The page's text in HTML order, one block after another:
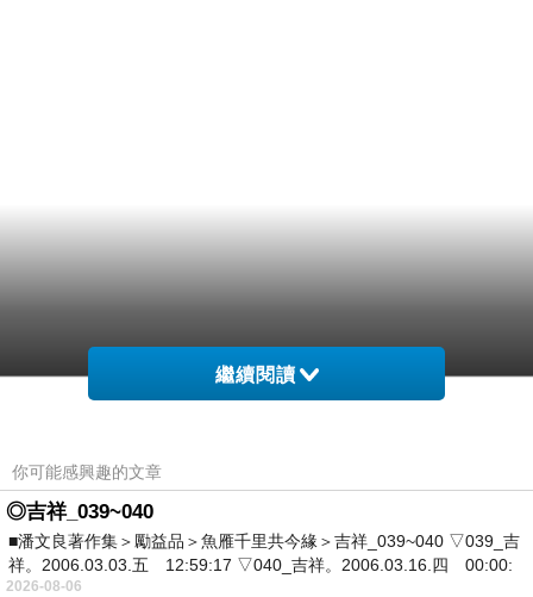
繼續閱讀
你可能感興趣的文章
◎吉祥_039~040
■潘文良著作集＞勵益品＞魚雁千里共今緣＞吉祥_039~040 ▽039_吉
祥。2006.03.03.五 12:59:17 ▽040_吉祥。2006.03.16.四 00:00:
2026-08-06